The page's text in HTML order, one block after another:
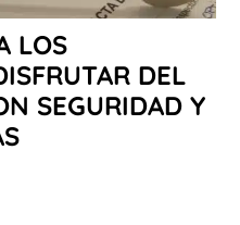
LOS
DEL
SEGURIDAD Y